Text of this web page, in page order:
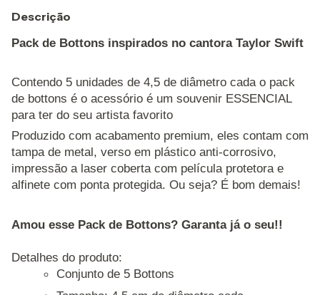
Descrição
Pack de Bottons inspirados no cantora Taylor Swift
Contendo 5 unidades de 4,5 de diâmetro cada o pack
de bottons é o acessório é um souvenir ESSENCIAL
para ter do seu artista favorito
Produzido com acabamento premium, eles contam com
tampa de metal, verso em plástico anti-corrosivo,
impressão a laser coberta com película protetora e
alfinete com ponta protegida. Ou seja? É bom demais!
Amou esse Pack de Bottons? Garanta já o seu!!
Detalhes do produto:
Conjunto de 5 Bottons